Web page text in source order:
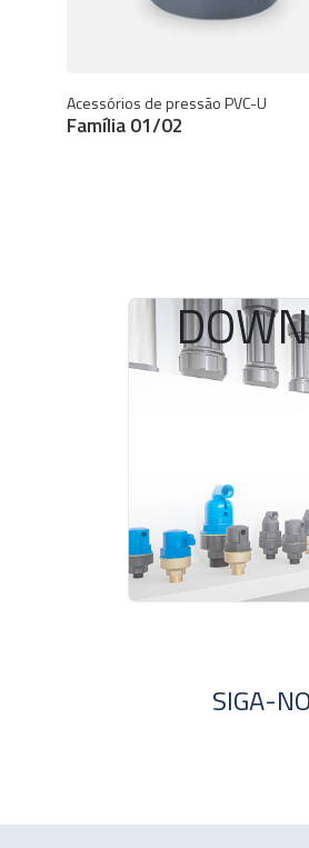
Acessórios de pressão PVC-U
Família 01/02
SIGA-